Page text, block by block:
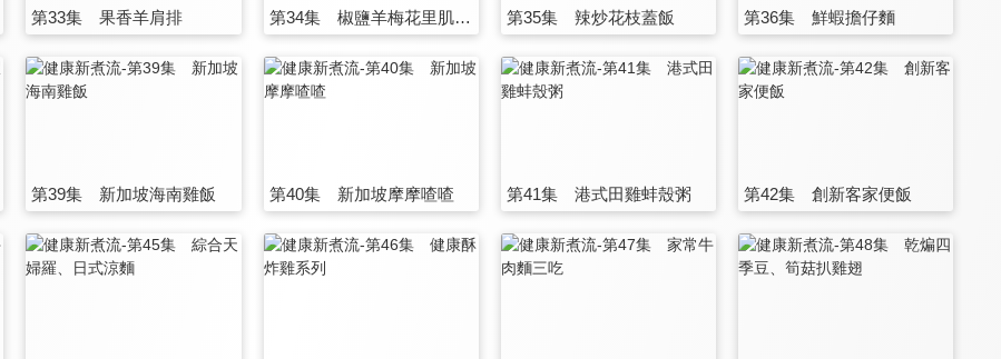
第33集 果香羊肩排 第34集 椒鹽羊梅花里肌肉片二吃 第35集 辣炒花枝蓋飯 第36集 鮮蝦擔仔麵
第39集 新加坡海南雞飯 第40集 新加坡摩摩喳喳 第41集 港式田雞蚌殼粥 第42集 創新客家便飯